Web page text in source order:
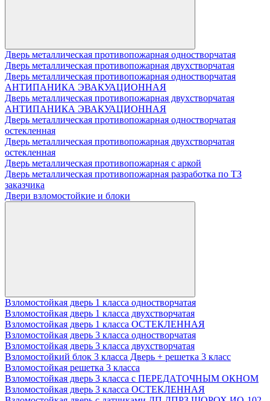
Дверь металлическая противопожарная одностворчатая
Дверь металлическая противопожарная двухстворчатая
Дверь металлическая противопожарная одностворчатая
АНТИПАНИКА ЭВАКУАЦИОННАЯ
Дверь металлическая противопожарная двухстворчатая
АНТИПАНИКА ЭВАКУАЦИОННАЯ
Дверь металлическая противопожарная одностворчатая
остекленная
Дверь металлическая противопожарная двухстворчатая
остекленная
Дверь металлическая противопожарная с аркой
Дверь металлическая противопожарная разработка по ТЗ
заказчика
Двери взломостойкие и блоки
Взломостойкая дверь 1 класса одностворчатая
Взломостойкая дверь 1 класса двухстворчатая
Взломостойкая дверь 1 класса ОСТЕКЛЕННАЯ
Взломостойкая дверь 3 класса одностворчатая
Взломостойкая дверь 3 класса двухстворчатая
Взломостойкий блок 3 класса Дверь + решетка 3 класс
Взломостойкая решетка 3 класса
Взломостойкая дверь 3 класса с ПЕРЕДАТОЧНЫМ ОКНОМ
Взломостойкая дверь 3 класса ОСТЕКЛЕННАЯ